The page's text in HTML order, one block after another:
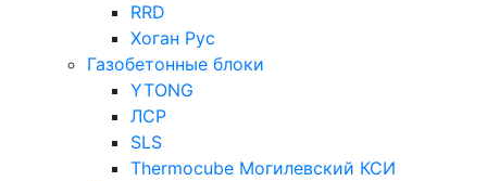
RRD
Хоган Рус
Газобетонные блоки
YTONG
ЛСР
SLS
Thermocube Могилевский КСИ